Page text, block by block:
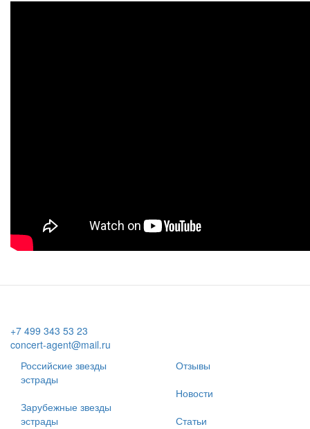
+7 499 343 53 23
concert-agent@mail.ru
Российские звезды
эстрады
Зарубежные звезды
эстрады
Отзывы
Новости
Статьи